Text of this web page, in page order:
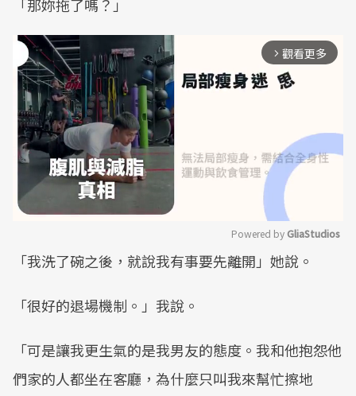
「那妳拖了嗎？」
arrow_forward_ios 觀看更多
Mute
Powered by GliaStudios
「我洗了碗之後，就說我有事要先離開」她說。
「很好的退場機制。」我說。
「可是讓我更生氣的是我男友的態度。我和他抱怨他
們家的人都坐在客廳，為什麼只叫我來幫忙擦地